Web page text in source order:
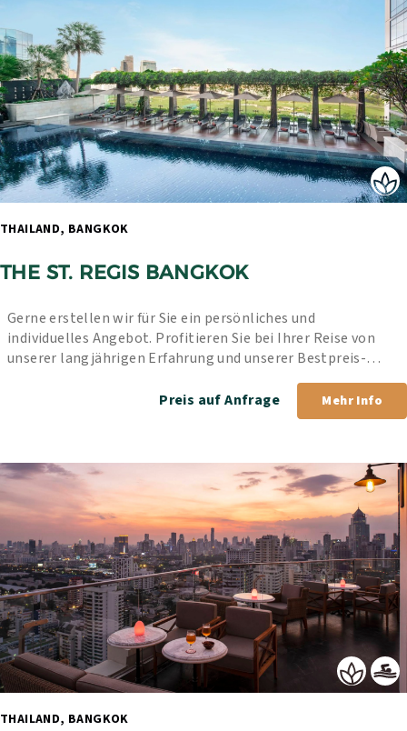
THE ST. REGIS BANGKOK
Gerne erstellen wir für Sie ein persönliches und
individuelles Angebot. Profitieren Sie bei Ihrer Reise von
unserer langjährigen Erfahrung und unserer Bestpreis-
Preis auf Anfrage
Mehr Info